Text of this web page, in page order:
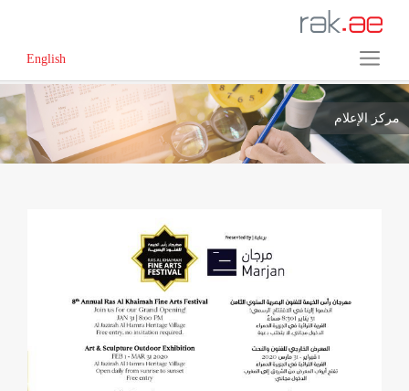
English
مركز الإعلام